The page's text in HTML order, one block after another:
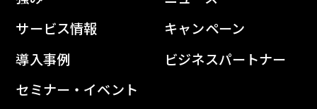
サービス情報
導入事例
セミナー・イベント
キャンペーン
ビジネスパートナー